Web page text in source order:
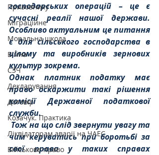
Призовнику
Міграційне
Моральна шкода
Війна
СЗЧ
Декларування
Договір
Козачук. Практика
Ліквідаторам аварії на ЧАЕС
Військове право
господарських операцій – це є
сучасні реалії нашої держави.
Особливо актуальним це питання
є для сільського господарства в
цілому та виробників зернових
культур зокрема.
Однак платник податку має
право оскаржити такі рішення
комісії Державної податкової
служби.
чим керуватись при боротьбі за
свої права у таких справах